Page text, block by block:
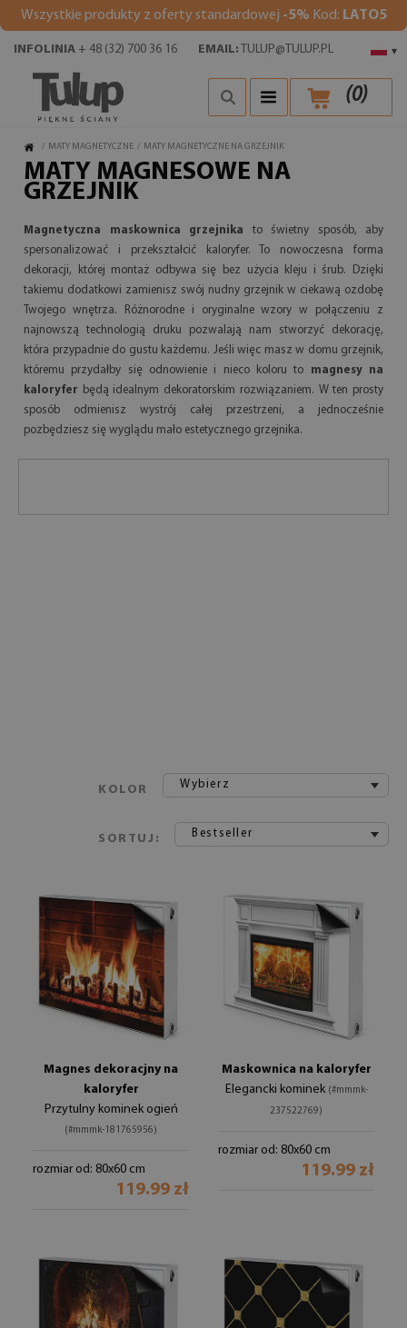
Wszystkie produkty z oferty standardowej -5% Kod: LATO5
▾
INFOLINIA + 48 (32) 700 36 16 EMAIL: TULUP@TULUP.PL
(0)
/ MATY MAGNETYCZNE / MATY MAGNETYCZNE NA GRZEJNIK
MATY MAGNESOWE NA
GRZEJNIK
Magnetyczna maskownica grzejnika to świetny sposób, aby
spersonalizować i przekształcić kaloryfer. To nowoczesna forma
dekoracji, której montaż odbywa się bez użycia kleju i śrub. Dzięki
takiemu dodatkowi zamienisz swój nudny grzejnik w ciekawą ozdobę
Twojego wnętrza. Różnorodne i oryginalne wzory w połączeniu z
najnowszą technologią druku pozwalają nam stworzyć dekorację,
która przypadnie do gustu każdemu. Jeśli więc masz w domu grzejnik,
któremu przydałby się odnowienie i nieco koloru to
magnesy na
kaloryfer będą idealnym dekoratorskim rozwiązaniem. W ten prosty
sposób odmienisz wystrój całej przestrzeni, a jednocześnie
pozbędziesz się wyglądu mało estetycznego grzejnika.
KOLOR Wybierz
SORTUJ: Bestseller
Magnes dekoracjny na
kaloryfer
Przytulny kominek ogień
(#mmmk-181765956)
rozmiar od: 80x60 cm
119.99 zł
Maskownica na kaloryfer
Elegancki kominek (#mmmk-
237522769)
rozmiar od: 80x60 cm
119.99 zł